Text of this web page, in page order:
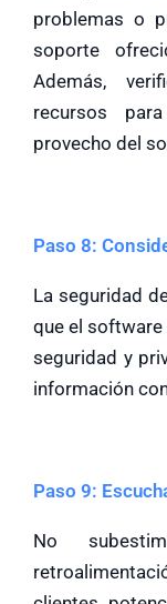
problemas o
soporte
Además,
recursos
provecho del
Paso 8:
La seguridad
que el software
seguridad y
información
Paso 9:
No